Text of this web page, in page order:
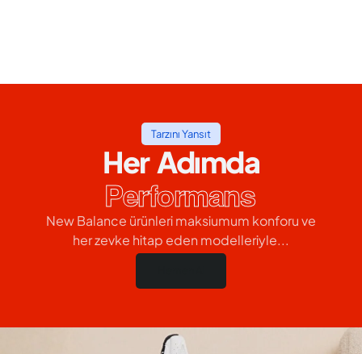
Tarzını Yansıt
Her Adımda
Performans
New Balance ürünleri maksiumum konforu ve
her zevke hitap eden modelleriyle...